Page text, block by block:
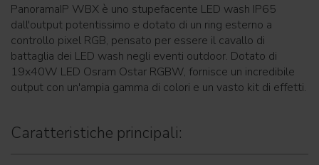
PanoramaIP WBX è uno stupefacente LED wash IP65
dall'output potentissimo e dotato di un ring esterno a
controllo pixel RGB, pensato per essere il cavallo di
battaglia dei LED wash negli eventi outdoor. Dotato di
19x40W LED Osram Ostar RGBW, fornisce un incredibile
output con un'ampia gamma di colori e un vasto kit di effetti.
Caratteristiche principali: